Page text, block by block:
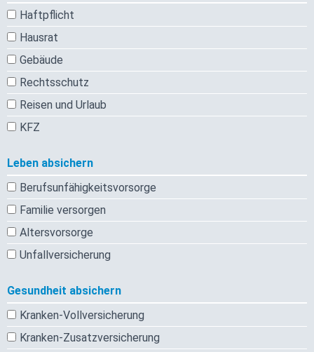
Haftpflicht
Hausrat
Gebäude
Rechtsschutz
Reisen und Urlaub
KFZ
Leben absichern
Berufsunfähigkeitsvorsorge
Familie versorgen
Altersvorsorge
Unfallversicherung
Gesundheit absichern
Kranken-Vollversicherung
Kranken-Zusatzversicherung